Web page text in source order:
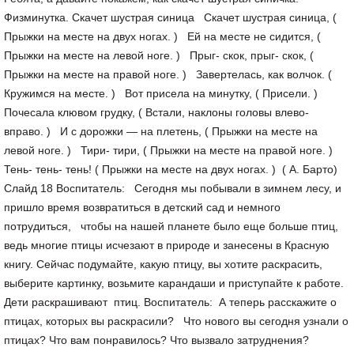
Физминутка. Скачет шустрая синица Скачет шустрая синица, (
Прыжки на месте на двух ногах. ) Ей на месте не сидится, (
Прыжки на месте на левой ноге. ) Прыг- скок, прыг- скок, (
Прыжки на месте на правой ноге. ) Завертелась, как волчок. (
Кружимся на месте. ) Вот присела на минутку, ( Присели. )
Почесала клювом грудку, ( Встали, наклоны головы влево-
вправо. ) И с дорожки — на плетень, ( Прыжки на месте на
левой ноге. ) Тири- тири, ( Прыжки на месте на правой ноге. )
Тень- тень- тень! ( Прыжки на месте на двух ногах. ) ( А. Барто)
Слайд 18 Воспитатель: Сегодня мы побывали в зимнем лесу, и
пришло время возвратиться в детский сад и немного
потрудиться, чтобы на нашей планете было еще больше птиц,
ведь многие птицы исчезают в природе и занесены в Красную
книгу. Сейчас подумайте, какую птицу, вы хотите раскрасить,
выберите картинку, возьмите карандаши и приступайте к работе.
Дети раскрашивают птиц. Воспитатель: А теперь расскажите о
птицах, которых вы раскрасили? Что нового вы сегодня узнали о
птицах? Что вам понравилось? Что вызвало затруднения?